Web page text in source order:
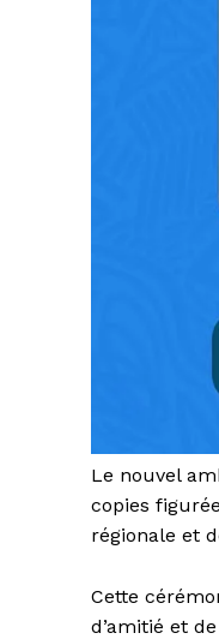
Le nouvel
copies
régionale et
Cette
d’amitié et